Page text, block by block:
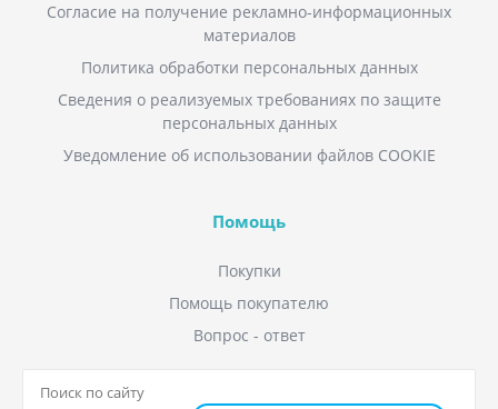
Согласие на получение рекламно-информационных
материалов
Политика обработки персональных данных
Сведения о реализуемых требованиях по защите
персональных данных
Уведомление об использовании файлов COOKIE
Помощь
Покупки
Помощь покупателю
Вопрос - ответ